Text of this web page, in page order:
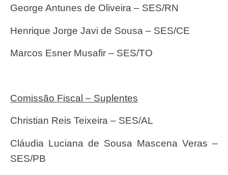
George Antunes de Oliveira – SES/RN
Henrique Jorge Javi de Sousa – SES/CE
Marcos Esner Musafir – SES/TO
Comissão Fiscal – Suplentes
Christian Reis Teixeira – SES/AL
Cláudia Luciana de Sousa Mascena Veras –
SES/PB